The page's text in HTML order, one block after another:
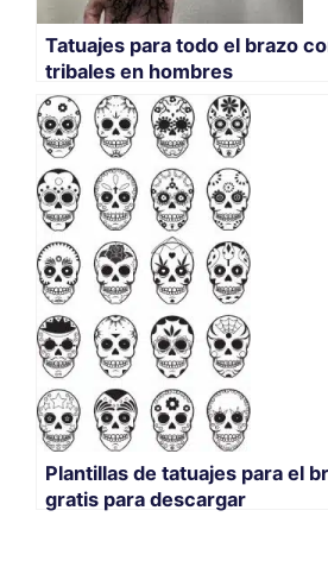
Tatuajes para todo el brazo
tribales en hombres
Plantillas de tatuajes para el
gratis para descargar